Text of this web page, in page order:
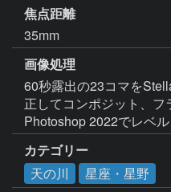
焦点距離
35mm
画像処理
60秒露出の23コマを
正してコンポジット、フ
Photoshop 2022でレベ
カテゴリー
天の川
星座・星野